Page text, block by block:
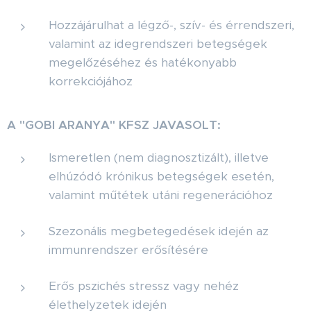
Hozzájárulhat a légző-, szív- és érrendszeri,
valamint az idegrendszeri betegségek
megelőzéséhez és hatékonyabb
korrekciójához
A "GOBI ARANYA" KFSZ JAVASOLT:
Ismeretlen (nem diagnosztizált), illetve
elhúzódó krónikus betegségek esetén,
valamint műtétek utáni regenerációhoz
Szezonális megbetegedések idején az
immunrendszer erősítésére
Erős pszichés stressz vagy nehéz
élethelyzetek idején